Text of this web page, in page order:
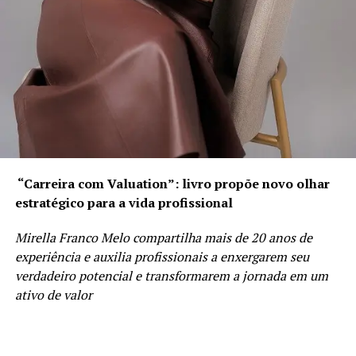
“Carreira com Valuation”: livro propõe novo olhar
estratégico para a vida profissional
Mirella Franco Melo compartilha mais de 20 anos de
experiência e auxilia profissionais a enxergarem seu
verdadeiro potencial e transformarem a jornada em um
ativo de valor